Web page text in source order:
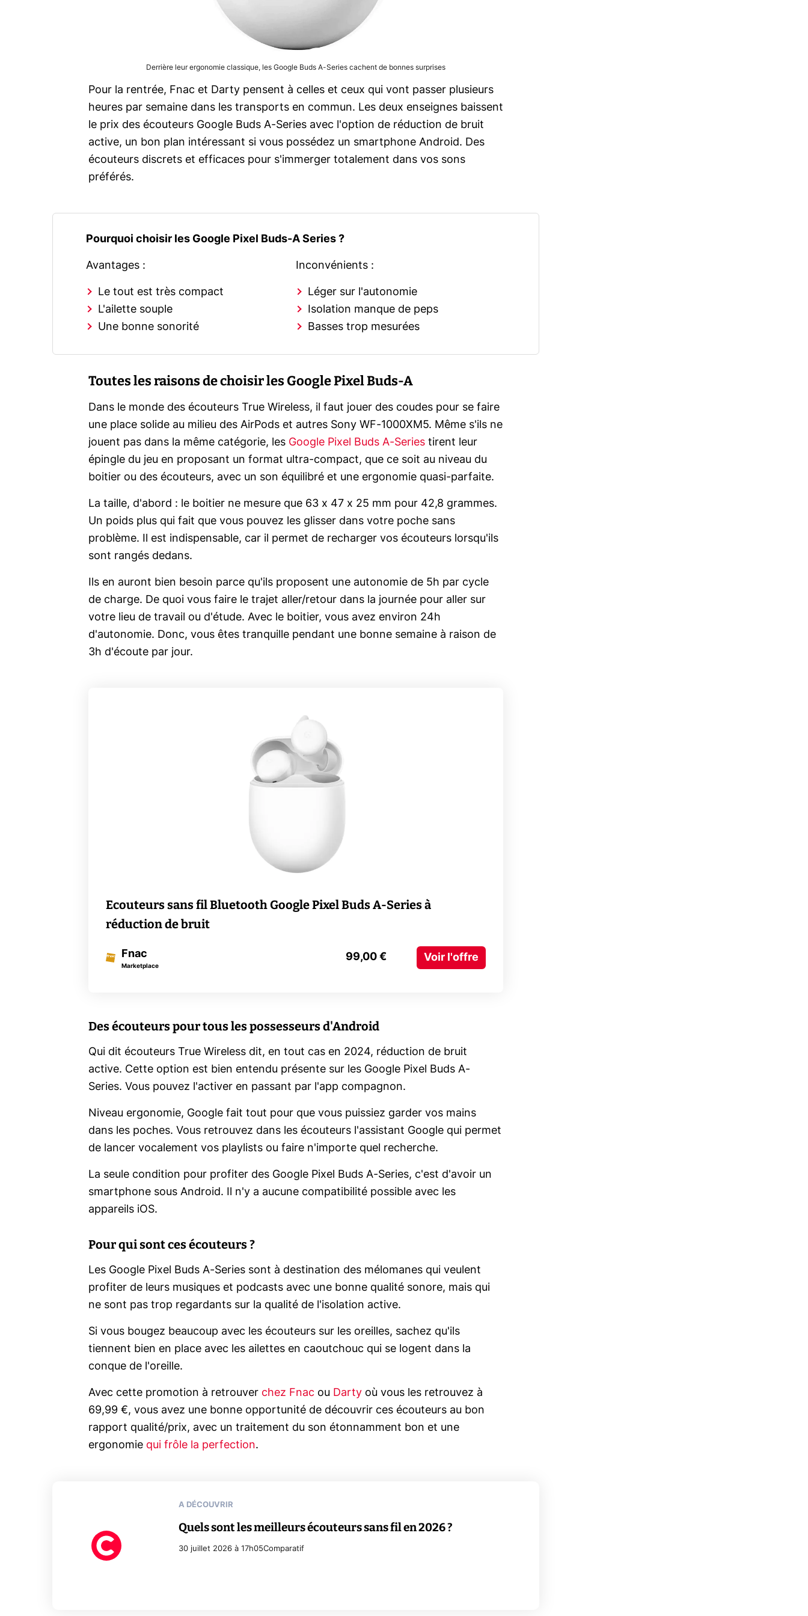
Derrière leur ergonomie classique, les Google Buds A-Series cachent de bonnes surprises
Pour la rentrée, Fnac et Darty pensent à celles et ceux qui vont passer plusieurs
heures par semaine dans les transports en commun. Les deux enseignes baissent
le prix des écouteurs Google Buds A-Series avec l'option de réduction de bruit
active, un bon plan intéressant si vous possédez un smartphone Android. Des
écouteurs discrets et efficaces pour s'immerger totalement dans vos sons
préférés.
Pourquoi choisir les Google Pixel Buds-A Series ?
Avantages :
Le tout est très compact
L'ailette souple
Une bonne sonorité
Inconvénients :
Léger sur l'autonomie
Isolation manque de peps
Basses trop mesurées
Toutes les raisons de choisir les Google Pixel Buds-A
Dans le monde des écouteurs True Wireless, il faut jouer des coudes pour se faire
une place solide au milieu des AirPods et autres Sony WF-1000XM5. Même s'ils ne
jouent pas dans la même catégorie, les Google Pixel Buds A-Series tirent leur
épingle du jeu en proposant un format ultra-compact, que ce soit au niveau du
boitier ou des écouteurs, avec un son équilibré et une ergonomie quasi-parfaite.
La taille, d'abord : le boitier ne mesure que 63 x 47 x 25 mm pour 42,8 grammes.
Un poids plus qui fait que vous pouvez les glisser dans votre poche sans
problème. Il est indispensable, car il permet de recharger vos écouteurs lorsqu'ils
sont rangés dedans.
Ils en auront bien besoin parce qu'ils proposent une autonomie de 5h par cycle
de charge. De quoi vous faire le trajet aller/retour dans la journée pour aller sur
votre lieu de travail ou d'étude. Avec le boitier, vous avez environ 24h
d'autonomie. Donc, vous êtes tranquille pendant une bonne semaine à raison de
3h d'écoute par jour.
Ecouteurs sans fil Bluetooth Google Pixel Buds A-Series à
réduction de bruit
Fnac
Marketplace
99,00 € Voir l'offre
Des écouteurs pour tous les possesseurs d'Android
Qui dit écouteurs True Wireless dit, en tout cas en 2024, réduction de bruit
active. Cette option est bien entendu présente sur les Google Pixel Buds A-
Series. Vous pouvez l'activer en passant par l'app compagnon.
Niveau ergonomie, Google fait tout pour que vous puissiez garder vos mains
dans les poches. Vous retrouvez dans les écouteurs l'assistant Google qui permet
de lancer vocalement vos playlists ou faire n'importe quel recherche.
La seule condition pour profiter des Google Pixel Buds A-Series, c'est d'avoir un
smartphone sous Android. Il n'y a aucune compatibilité possible avec les
appareils iOS.
Pour qui sont ces écouteurs ?
Les Google Pixel Buds A-Series sont à destination des mélomanes qui veulent
profiter de leurs musiques et podcasts avec une bonne qualité sonore, mais qui
ne sont pas trop regardants sur la qualité de l'isolation active.
Si vous bougez beaucoup avec les écouteurs sur les oreilles, sachez qu'ils
tiennent bien en place avec les ailettes en caoutchouc qui se logent dans la
conque de l'oreille.
Avec cette promotion à retrouver chez Fnac ou Darty où vous les retrouvez à
69,99 €, vous avez une bonne opportunité de découvrir ces écouteurs au bon
rapport qualité/prix, avec un traitement du son étonnamment bon et une
ergonomie qui frôle la perfection.
A DÉCOUVRIR
Quels sont les meilleurs écouteurs sans fil en 2026 ?
30 juillet 2026 à 17h05Comparatif